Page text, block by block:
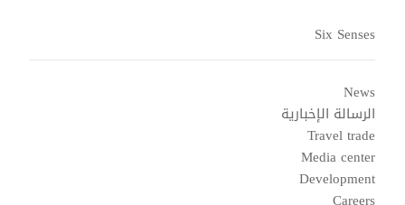
Six Senses
News
الرسالة الإخبارية
Travel trade
Media center
Development